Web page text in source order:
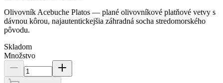
Olivovník Acebuche Platos — plané olivovníkové platňové vetvy s
dávnou kôrou, najautentickejšia záhradná socha stredomorského
pôvodu.
Skladom
Množstvo